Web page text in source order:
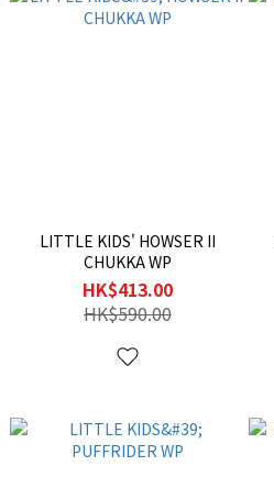
LITTLE KIDS' HOWSER II
CHUKKA WP
HK$413.00
HK$590.00